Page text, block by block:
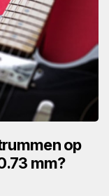
op
mm?